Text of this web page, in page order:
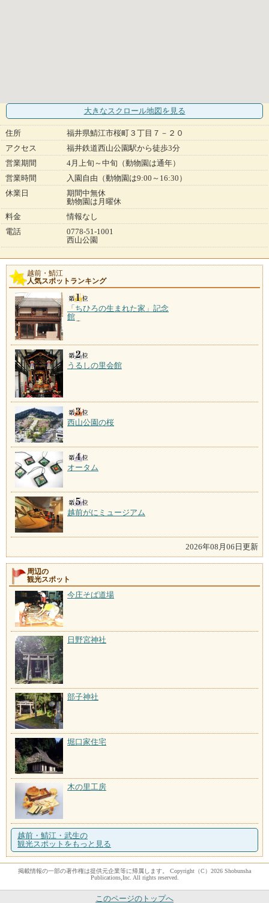
大きなスクロール地図 を見る
住所
福井県鯖江市桜町３丁目７－２０
アクセス
福井鉄道西山公園駅から徒歩3分
営業期間
4月上旬～中旬（動物園は通年）
営業時間
入園自由（動物園は9:00～16:30）
休業日
期間中無休
動物園は月曜休
料金
情報なし
電話
0778-51-1001
西山公園
越前・鯖江
人気スポットランキング
「ちひろの生まれた家」記念
館
うるしの里会館
西山公園の桜
オータム
越前がにミュージアム
2026年08月06日更新
周辺の
観光スポット
今庄そば道場
日野宮神社
部子神社
堀口家住宅
木の里工房
越前・鯖江・武生の
観光スポットをもっと見る
掲載情報の一部の著作権は提供元企業等に帰属します。 Copyright（C）2026 Shobunsha
Publications,Inc. All rights reserved.
このページのトップへ